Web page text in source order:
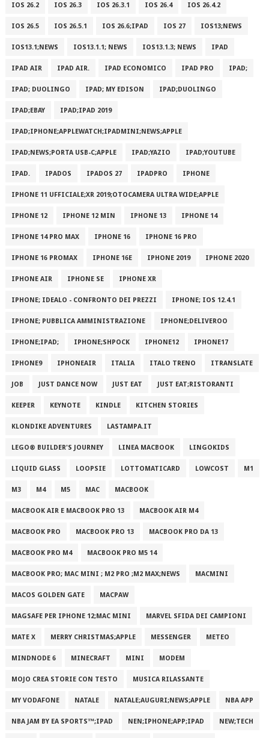
IOS 26.2 IOS 26.3 IOS 26.3.1 IOS 26.4 IOS 26.4.2
IOS 26.5 IOS 26.5.1 IOS 26.6;IPAD IOS 27 IOS13;NEWS
IOS13.1;NEWS IOS13.1.1; NEWS IOS13.1.3; NEWS IPAD
IPAD AIR IPAD AIR. IPAD ECONOMICO IPAD PRO IPAD;
IPAD; DUOLINGO IPAD; MY EDISON IPAD;DUOLINGO
IPAD;EBAY IPAD;IPAD 2019
IPAD;IPHONE;APPLEWATCH;IPADMINI;NEWS;APPLE
IPAD;NEWS;PORTA USB-C;APPLE IPAD;YAZIO IPAD;YOUTUBE
IPAD. IPADOS IPADOS 27 IPADPRO IPHONE
IPHONE 11 UFFICIALE;XR 2019;OTOCAMERA ULTRA WIDE;APPLE
IPHONE 12 IPHONE 12 MIN IPHONE 13 IPHONE 14
IPHONE 14 PRO MAX IPHONE 16 IPHONE 16 PRO
IPHONE 16 PROMAX IPHONE 16E IPHONE 2019 IPHONE 2020
IPHONE AIR IPHONE SE IPHONE XR
IPHONE; IDEALO - CONFRONTO DEI PREZZI IPHONE; IOS 12.4.1
IPHONE; PUBBLICA AMMINISTRAZIONE IPHONE;DELIVEROO
IPHONE;IPAD; IPHONE;SHPOCK IPHONE12 IPHONE17
IPHONE9 IPHONEAIR ITALIA ITALO TRENO ITRANSLATE
JOB JUST DANCE NOW JUST EAT JUST EAT;RISTORANTI
KEEPER KEYNOTE KINDLE KITCHEN STORIES
KLONDIKE ADVENTURES LASTAMPA.IT
LEGO® BUILDER'S JOURNEY LINEA MACBOOK LINGOKIDS
LIQUID GLASS LOOPSIE LOTTOMATICARD LOWCOST M1
M3 M4 M5 MAC MACBOOK
MACBOOK AIR E MACBOOK PRO 13 MACBOOK AIR M4
MACBOOK PRO MACBOOK PRO 13 MACBOOK PRO DA 13
MACBOOK PRO M4 MACBOOK PRO M5 14
MACBOOK PRO; MAC MINI ; M2 PRO ;M2 MAX;NEWS MACMINI
MACOS GOLDEN GATE MACPAW
MAGSAFE PER IPHONE 12;MAC MINI MARVEL SFIDA DEI CAMPIONI
MATE X MERRY CHRISTMAS;APPLE MESSENGER METEO
MINDNODE 6 MINECRAFT MINI MODEM
MOJO CREA STORIE CON TESTO MUSICA RILASSANTE
MY VODAFONE NATALE NATALE;AUGURI;NEWS;APPLE NBA APP
NBA JAM BY EA SPORTS™;IPAD NEN;IPHONE;APP;IPAD NEW;TECH